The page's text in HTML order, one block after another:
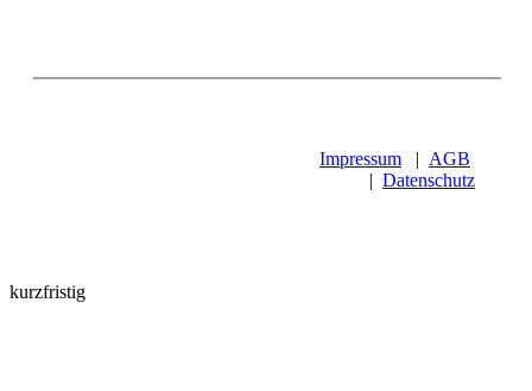
Impressum | AGB
| Datenschutz
kurzfristig